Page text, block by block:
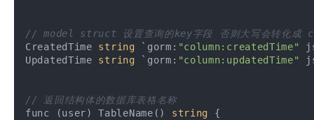
// model struct 设置查询的key字段 否则大写会转化成
CreatedTime string `gorm: "column:createdTime"
UpdatedTime string `gorm: "column:updatedTime"
// 返回结构体的数据库表格名称
func (user) TableName() string {